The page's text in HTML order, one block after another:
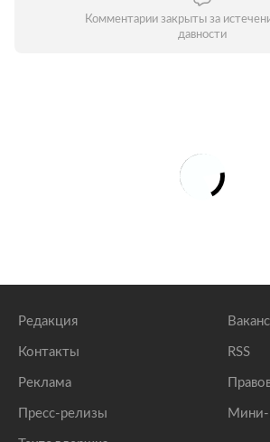
Комментарии закрыты за
давности
Редакция
Контакты
Реклама
Пресс-релизы
RSS
Мини-